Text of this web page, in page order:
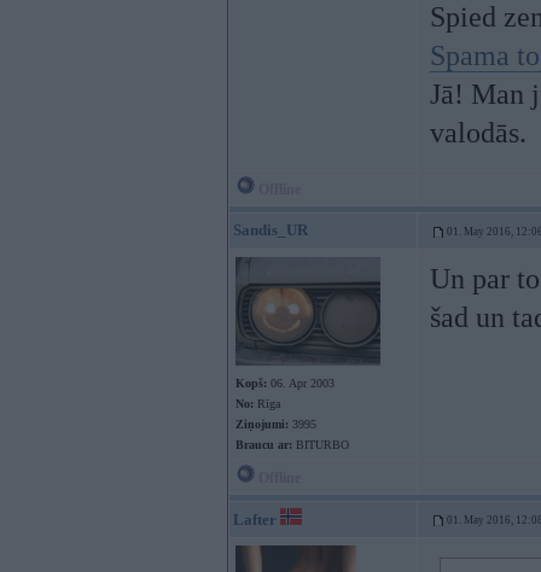
Spied
Spama
Jā! Man
valodās.
Sandis_UR 01. May 2016,
Kopš: 06. Apr 2003
No: Rīga
Ziņojumi: 3995
Braucu ar: BITURBO
Un par
šad un
Lafter 01. May 2016,